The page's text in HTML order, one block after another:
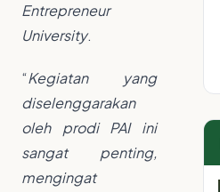
Entrepreneur
University.
“Kegiatan yang
diselenggarakan
oleh prodi PAI ini
sangat penting,
mengingat